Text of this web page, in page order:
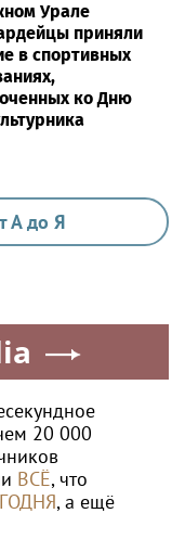
Урале
приняли
в спортивных
ко Дню
А до Я
20 000
ВСЁ, что
, а ещё